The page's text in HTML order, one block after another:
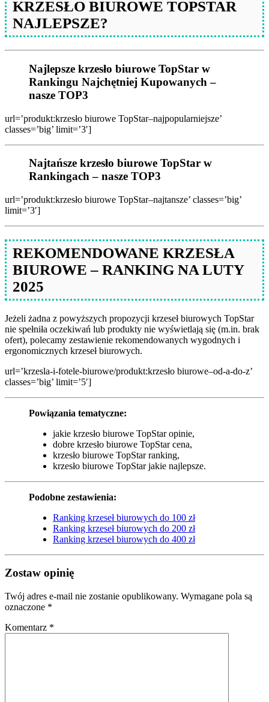
KRZESŁO BIUROWE TOPSTAR
NAJLEPSZE?
Najlepsze krzesło biurowe TopStar w
Rankingu Najchętniej Kupowanych –
nasze TOP3
url=’produkt:krzesło biurowe TopStar–najpopularniejsze’
classes=’big’ limit=’3′]
Najtańsze krzesło biurowe TopStar w
Rankingach – nasze TOP3
url=’produkt:krzesło biurowe TopStar–najtansze’ classes=’big’
limit=’3′]
REKOMENDOWANE KRZESŁA
BIUROWE – RANKING NA LUTY
2025
Jeżeli żadna z powyższych propozycji krzeseł biurowych TopStar
nie spełniła oczekiwań lub produkty nie wyświetlają się (m.in. brak
ofert), polecamy zestawienie rekomendowanych wygodnych i
ergonomicznych krzeseł biurowych.
url=’krzesla-i-fotele-biurowe/produkt:krzesło biurowe–od-a-do-z’
classes=’big’ limit=’5′]
Powiązania tematyczne:
jakie krzesło biurowe TopStar opinie,
dobre krzesło biurowe TopStar cena,
krzesło biurowe TopStar ranking,
krzesło biurowe TopStar jakie najlepsze.
Podobne zestawienia:
Ranking krzeseł biurowych do 100 zł
Ranking krzeseł biurowych do 200 zł
Ranking krzeseł biurowych do 400 zł
Zostaw opinię
Twój adres e-mail nie zostanie opublikowany. Wymagane pola są
oznaczone *
Komentarz *